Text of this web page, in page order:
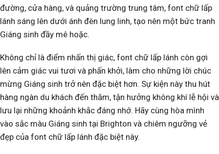
đường, cửa hàng, và quảng trường trung tâm, font chữ lấp
lánh sáng lên dưới ánh đèn lung linh, tạo nên một bức tranh
Giáng sinh đầy mê hoặc.
Không chỉ là điểm nhấn thị giác, font chữ lấp lánh còn gợi
lên cảm giác vui tươi và phấn khởi, làm cho những lời chúc
mừng Giáng sinh trở nên đặc biệt hơn. Sự kiện này thu hút
hàng ngàn du khách đến thăm, tận hưởng không khí lễ hội và
lưu lại những khoảnh khắc đáng nhớ. Hãy cùng hòa mình
vào sắc màu Giáng sinh tại Brighton và chiêm ngưỡng vẻ
đẹp của font chữ lấp lánh đặc biệt này.